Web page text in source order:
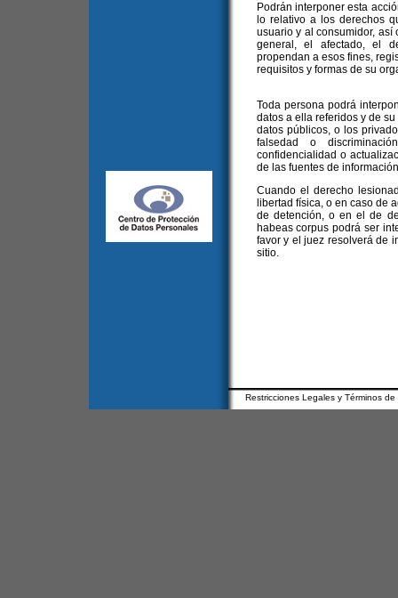
Podrán interponer esta
lo relativo a los derechos
usuario y al consumidor,
general, el afectado, el
propendan a esos fines,
requisitos y formas de su
Toda persona podrá
datos a ella referidos y de
datos públicos, o los
falsedad o
confidencialidad o
de las fuentes de
Cuando el derecho
libertad física, o en caso de
de detención, o en el de
habeas corpus podrá ser
favor y el juez resolverá de
sitio.
Restricciones Legales y Términos de